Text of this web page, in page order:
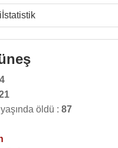
İstatistik
öldü : 87